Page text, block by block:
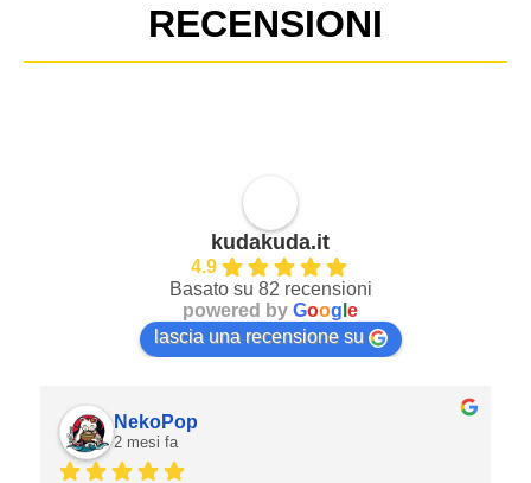
RECENSIONI
kudakuda.it
4.9
Basato su 82 recensioni
powered by Goog e
lascia una recensione su
NekoPop
2 mesi fa